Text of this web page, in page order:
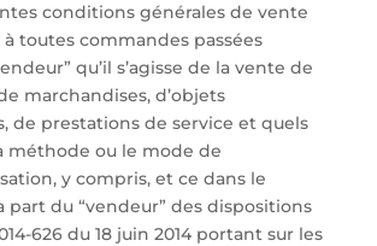
conditions générales de vente
à toutes commandes passées
qu’il s’agisse de la vente de
marchandises, d’objets
de prestations de service et quels
méthode ou le mode de
y compris, et ce dans le
part du “vendeur” des dispositions
626 du 18 juin 2014 portant sur les